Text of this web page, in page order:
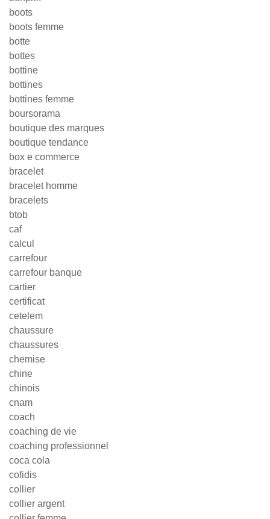
boots
boots femme
botte
bottes
bottine
bottines
bottines femme
boursorama
boutique des marques
boutique tendance
box e commerce
bracelet
bracelet homme
bracelets
btob
caf
calcul
carrefour
carrefour banque
cartier
certificat
cetelem
chaussure
chaussures
chemise
chine
chinois
cnam
coach
coaching de vie
coaching professionnel
coca cola
cofidis
collier
collier argent